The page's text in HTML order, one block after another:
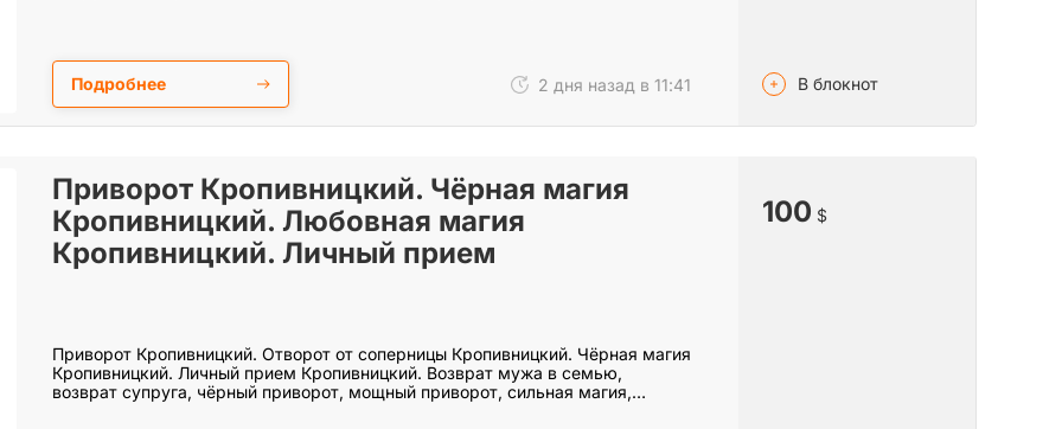
Подробнее 2 дня назад в 11:41 В блокнот
Приворот Кропивницкий. Чёрная магия
Кропивницкий. Любовная магия
Кропивницкий. Личный прием
Приворот Кропивницкий. Отворот от соперницы Кропивницкий. Чёрная магия
Кропивницкий. Личный прием Кропивницкий. Возврат мужа в семью,
возврат супруга, чёрный приворот, мощный приворот, сильная магия,…
100 $